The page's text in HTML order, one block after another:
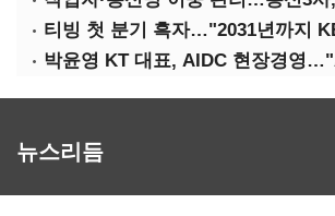
뉴스리듬